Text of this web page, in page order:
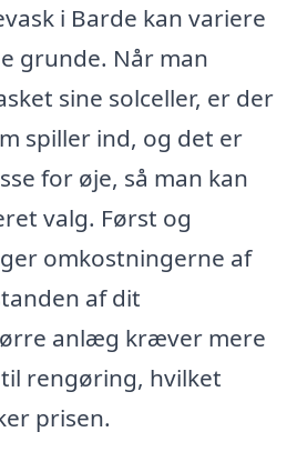
i Barde kan variere
grunde. Når man
sine solceller, er der
spiller ind, og det er
for øje, så man kan
valg. Først og
omkostningerne af
af dit
anlæg kræver mere
rengøring, hvilket
prisen.